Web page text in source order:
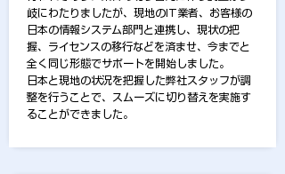
岐にわたりましたが、現地のIT業者、お客様の
日本の情報システム部門と連携し、現状の把
握、ライセンスの移行などを済ませ、今までと
全く同じ形態でサポートを開始しました。
日本と現地の状況を把握した弊社スタッフが調
整を行うことで、スムーズに切り替えを実施す
ることができました。